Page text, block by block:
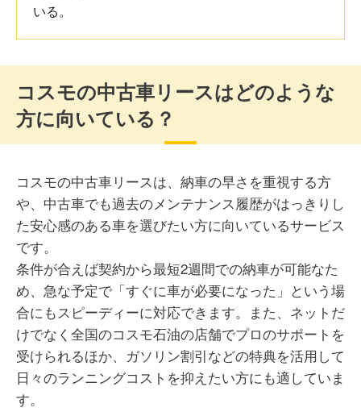
不便、不満なことは、今も利用中ですが特にありません。
です。無い場合もあるので、そこは注意かなと思います。
契約内容によっては走行距離の制限があるため、長距離を
頻繁に運転する方にはやや不向きだと感じました。また、
中途解約が難しい点も注意が必要です。ライフスタイルの
変化が見込まれる場合は、契約期間を慎重に選ぶことが大
切だと思いました。
コスモの中古車リースはどのような
方に向いている？
コスモの中古車リースは、納車の早さを重視する方
や、中古車でも過去のメンテナンス履歴がはっきりし
た安心感のある車を選びたい方に向いているサービス
です。
条件が合えば契約から最短2週間での納車が可能なた
め、急な予定で「すぐに車が必要になった」という場
合にもスピーディーに対応できます。また、ネットだ
けでなく全国のコスモ石油の店舗でプロのサポートを
受けられるほか、ガソリン割引などの特典を活用して
日々のランニングコストを抑えたい方にも適していま
す。